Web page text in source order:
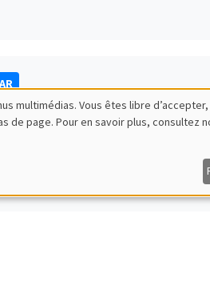
multimédias. Vous êtes libre
de page. Pour en savoir plus, consultez